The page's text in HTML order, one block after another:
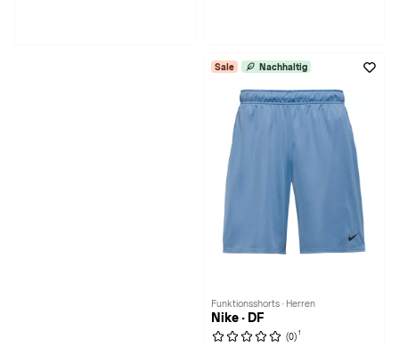
Sale Nachhaltig
Funktionsshorts · Herren
Nike · DF
(0) 1